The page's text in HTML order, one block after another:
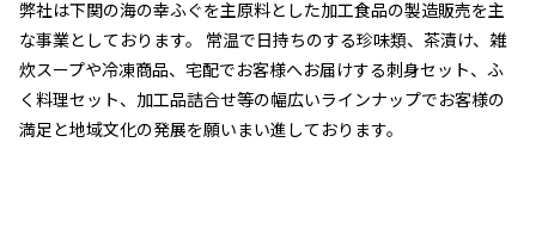
弊社は下関の海の幸ふぐを主原料とした加工食品の製造販売を主
な事業としております。 常温で日持ちのする珍味類、茶漬け、雑
炊スープや冷凍商品、宅配でお客様へお届けする刺身セット、ふ
く料理セット、加工品詰合せ等の幅広いラインナップでお客様の
満足と地域文化の発展を願いまい進しております。